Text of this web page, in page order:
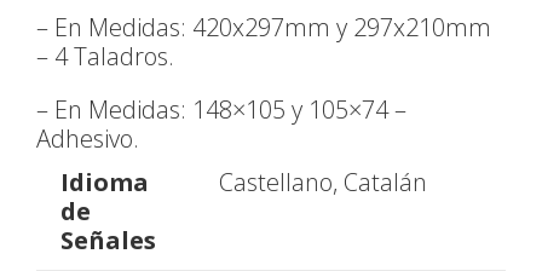
– En Medidas: 420x297mm y 297x210mm
– 4 Taladros.
– En Medidas: 148×105 y 105×74 –
Adhesivo.
Idioma
de
Señales
Castellano, Catalán